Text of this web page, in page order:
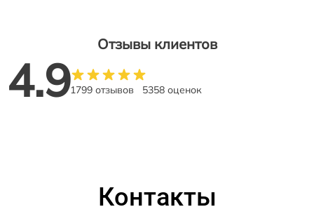
Отзывы клиентов
4.91799 отзывов 5358 оценок
Контакты